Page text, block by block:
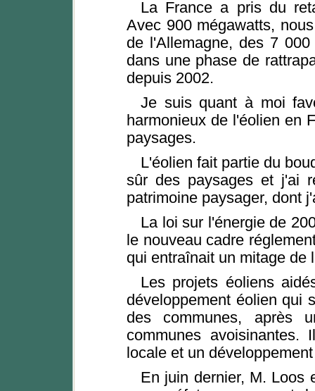
La France a pris du
Avec 900 mégawatts,
de l'Allemagne, des 7
dans une phase de
depuis 2002.
Je suis quant à moi
harmonieux de l'éolien en
paysages.
L'éolien fait partie du
sûr des paysages et j'ai
patrimoine paysager, dont
La loi sur l'énergie de
le nouveau cadre
qui entraînait un mitage de
Les projets éoliens
développement éolien qui
des communes, après
communes avoisinantes.
locale et un
En juin dernier, M. Loos